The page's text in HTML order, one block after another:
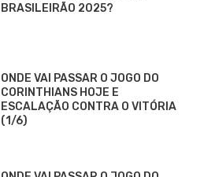
BRASILEIRÃO 2025?
ONDE VAI PASSAR O JOGO DO
CORINTHIANS HOJE E
ESCALAÇÃO CONTRA O VITÓRIA
(1/6)